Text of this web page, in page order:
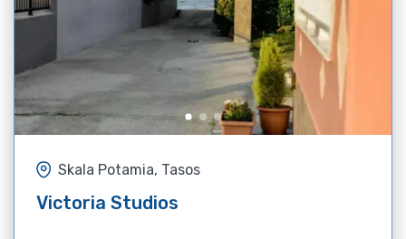
Skala Potamia, Tasos
Victoria Studios